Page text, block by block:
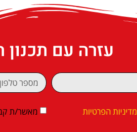
עזרה עם
מדיניות הפרטיות מאשר/ת